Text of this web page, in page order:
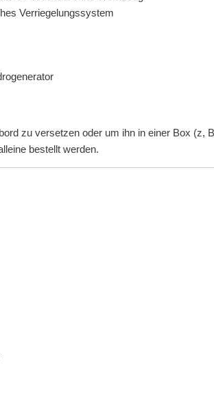
Verriegelungssystem
zu versetzen oder um ihn in einer Box (z,
bestellt werden.